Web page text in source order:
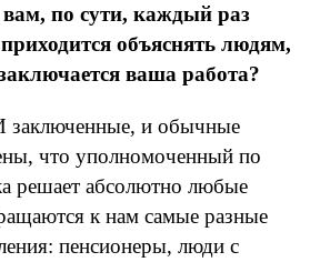
по сути, каждый раз
объяснять людям,
ваша работа?
и обычные
что уполномоченный по
решает абсолютно любые
к нам самые разные
пенсионеры, люди с